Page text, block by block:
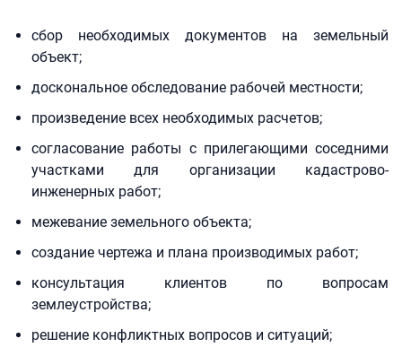
сбор необходимых документов на земельный
объект;
доскональное обследование рабочей местности;
произведение всех необходимых расчетов;
согласование работы с прилегающими соседними
участками для организации кадастрово-
инженерных работ;
межевание земельного объекта;
создание чертежа и плана производимых работ;
консультация клиентов по вопросам
землеустройства;
решение конфликтных вопросов и ситуаций;